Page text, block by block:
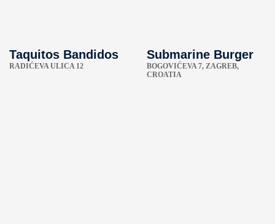
Taquitos Bandidos
RADIĆEVA ULICA 12
Submarine Burger
BOGOVIĆEVA 7, ZAGREB,
CROATIA